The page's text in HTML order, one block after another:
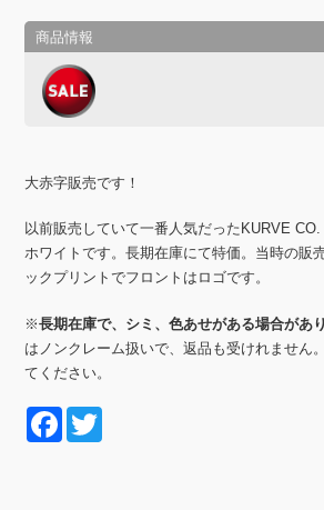
大赤字販売です！
以前販売していて一番人気だったKURVE
ホワイトです。長期在庫にて特価。当時の販
ックプリントでフロントはロゴです。
※長期在庫で、シミ、色あせがある場合があり
はノンクレーム扱いで、返品も受けれません
てください。
F